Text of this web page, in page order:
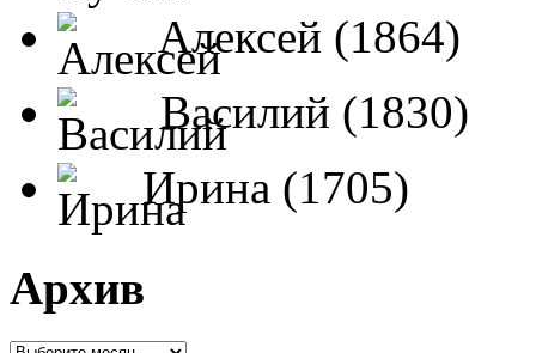
Алексей (1864)
Василий (1830)
Ирина (1705)
Архив